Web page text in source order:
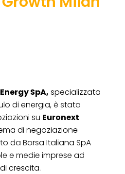
SpA, specializzata
di energia, è stata
su Euronext
di negoziazione
da Borsa Italiana SpA
e medie imprese ad
crescita.